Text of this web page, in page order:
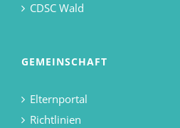
CDSC Wald
GEMEINSCHAFT
Elternportal
Richtlinien